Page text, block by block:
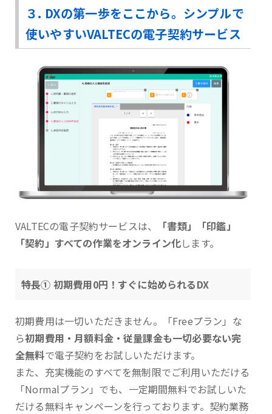
３. DXの第一歩をここから。シンプルで
使いやすいVALTECの電子契約サービス
VALTECの電子契約サービスは、
「書類」「印鑑」
「契約」すべての作業をオンライン化します。
特長① 初期費用0円！すぐに始められるDX
初期費用は一切いただきません。「Freeプラン」な
ら初期費用・月額料金・従量課金も一切必要ない完
全無料で電子契約をお試しいただけます。
また、充実機能のすべてを無制限でご利用いただける
「Normalプラン」でも、一定期間無料でお試しいた
だける無料キャンペーンを行っております。契約業務